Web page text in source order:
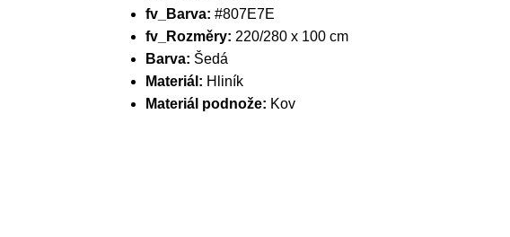
fv_Barva: #807E7E
fv_Rozměry: 220/280 x 100 cm
Barva: Šedá
Materiál: Hliník
Materiál podnože: Kov